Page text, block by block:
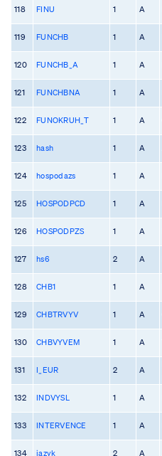
118 FINU 1 A
119 FUNCHB 1 A
120 FUNCHB_A 1 A
121 FUNCHBNA 1 A
122 FUNOKRUH_T 1 A
123 hash 1 A
124 hospodazs 1 A
125 HOSPODPCD 1 A
126 HOSPODPZS 1 A
127 hs6 2 A
128 CHB1 1 A
129 CHBTRVYV 1 A
130 CHBVYVEM 1 A
131 I_EUR 2 A
132 INDVYSL 1 A
133 INTERVENCE 1 A
134 jazyk 2 A